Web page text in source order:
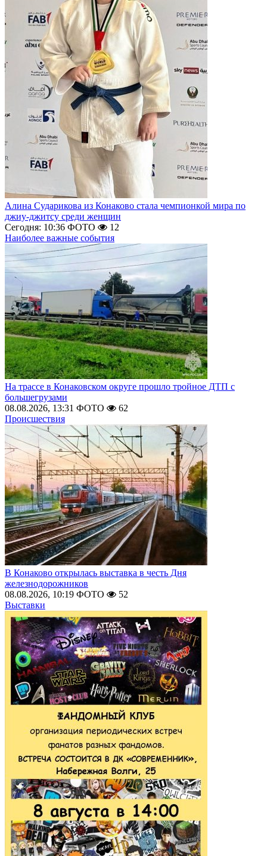
Алина Сударикова из Конаково стала чемпионкой мира по
джиу-джитсу среди женщин
Сегодня: 10:36 ФОТО
12
Наиболее важные события
На трассе в Конаковском округе прошло тройное ДТП с
большегрузами
08.08.2026, 13:31 ФОТО
62
Происшествия
В Конаково открылась выставка в честь Дня
железнодорожников
08.08.2026, 10:19 ФОТО
52
Выставки